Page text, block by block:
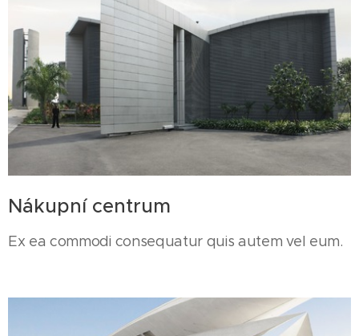
Nákupní centrum
Ex ea commodi consequatur quis autem vel eum.